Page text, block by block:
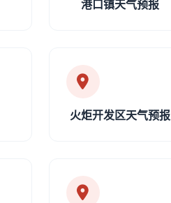
港口镇天气预报
火炬开发区天气预报